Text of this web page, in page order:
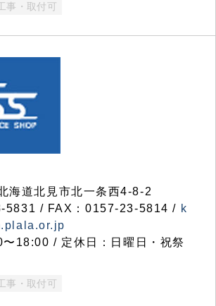
事・取付可
道北見市北一条西4-8-2
5831 / FAX：0157-23-5814 / k
18:00 / 定休日：日曜日・祝祭
事・取付可